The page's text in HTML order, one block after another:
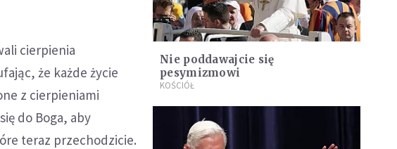
cierpienia
że każde życie
z cierpieniami
do Boga, aby
teraz przechodzicie.
Nie poddawajcie się
pesymizmowi
KOŚCIÓŁ